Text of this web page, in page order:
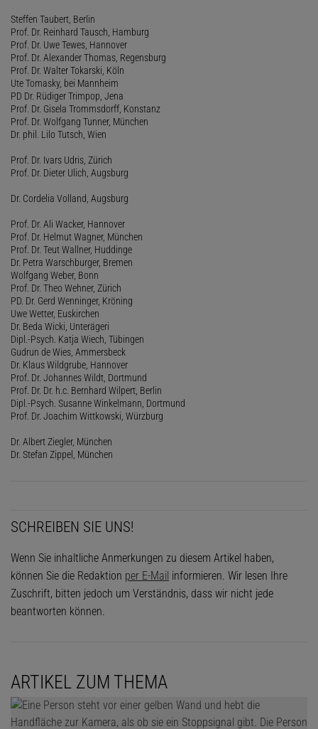
Steffen Taubert, Berlin
Prof. Dr. Reinhard Tausch, Hamburg
Prof. Dr. Uwe Tewes, Hannover
Prof. Dr. Alexander Thomas, Regensburg
Prof. Dr. Walter Tokarski, Köln
Ute Tomasky, bei Mannheim
PD Dr. Rüdiger Trimpop, Jena
Prof. Dr. Gisela Trommsdorff, Konstanz
Prof. Dr. Wolfgang Tunner, München
Dr. phil. Lilo Tutsch, Wien
Prof. Dr. Ivars Udris, Zürich
Prof. Dr. Dieter Ulich, Augsburg
Dr. Cordelia Volland, Augsburg
Prof. Dr. Ali Wacker, Hannover
Prof. Dr. Helmut Wagner, München
Prof. Dr. Teut Wallner, Huddinge
Dr. Petra Warschburger, Bremen
Wolfgang Weber, Bonn
Prof. Dr. Theo Wehner, Zürich
PD. Dr. Gerd Wenninger, Kröning
Uwe Wetter, Euskirchen
Dr. Beda Wicki, Unterägeri
Dipl.-Psych. Katja Wiech, Tübingen
Gudrun de Wies, Ammersbeck
Dr. Klaus Wildgrube, Hannover
Prof. Dr. Johannes Wildt, Dortmund
Prof. Dr. Dr. h.c. Bernhard Wilpert, Berlin
Dipl.-Psych. Susanne Winkelmann, Dortmund
Prof. Dr. Joachim Wittkowski, Würzburg
Dr. Albert Ziegler, München
Dr. Stefan Zippel, München
SCHREIBEN SIE UNS!
Wenn Sie inhaltliche Anmerkungen zu diesem Artikel haben,
können Sie die Redaktion per E-Mail informieren. Wir lesen Ihre
Zuschrift, bitten jedoch um Verständnis, dass wir nicht jede
beantworten können.
ARTIKEL ZUM THEMA